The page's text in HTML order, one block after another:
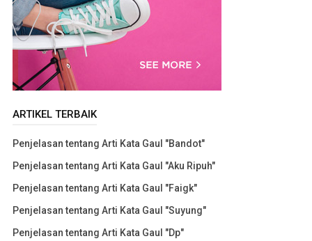
ARTIKEL TERBAIK
Penjelasan tentang Arti Kata Gaul "Bandot"
Penjelasan tentang Arti Kata Gaul "Aku Ripuh"
Penjelasan tentang Arti Kata Gaul "Faigk"
Penjelasan tentang Arti Kata Gaul "Suyung"
Penjelasan tentang Arti Kata Gaul "Dp"